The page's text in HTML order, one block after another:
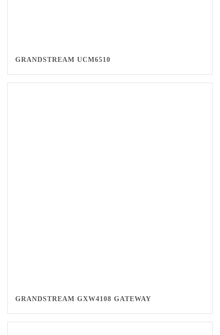
GRANDSTREAM UCM6510
GRANDSTREAM GXW4108 GATEWAY